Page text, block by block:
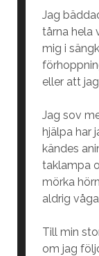
Jag
tårna hela
mig i
eller att
Jag sov
hjälpa har
kändes
taklampa
mörka
aldrig
Till min
om jag